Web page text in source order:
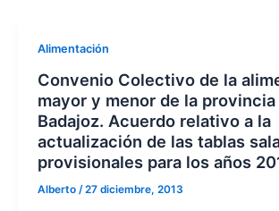
Alimentación
Convenio Colectivo de la
mayor y menor de la provincia
Badajoz. Acuerdo relativo a la
actualización de las tablas
provisionales para los años
Alberto /27 diciembre, 2013